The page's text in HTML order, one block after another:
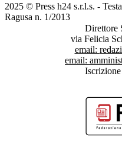
2025 © Press h24 s.r.l.s. -
Ragusa n. 1/2013
Direttore
via Felicia
email:
email: